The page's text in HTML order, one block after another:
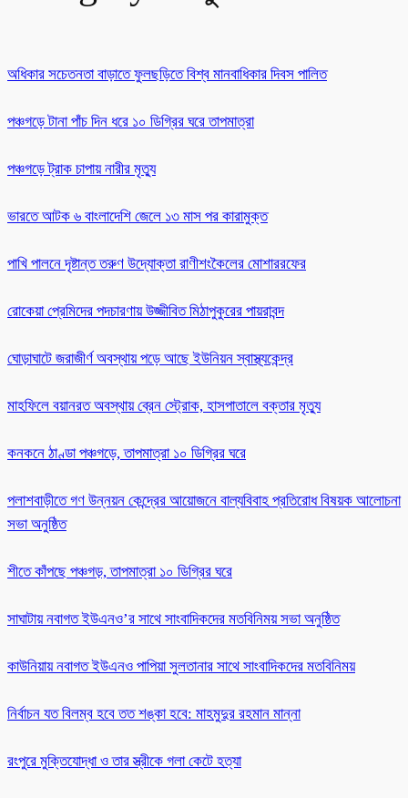
অধিকার সচেতনতা বাড়াতে ফুলছড়িতে বিশ্ব মানবাধিকার দিবস পালিত
পঞ্চগড়ে টানা পাঁচ দিন ধরে ১০ ডিগ্রির ঘরে তাপমাত্রা
পঞ্চগড়ে ট্রাক চাপায় নারীর মৃত্যু
ভারতে আটক ৬ বাংলাদেশি জেলে ১৩ মাস পর কারামুক্ত
পাখি পালনে দৃষ্টান্ত তরুণ উদ্যোক্তা রাণীশংকৈলের মোশাররফের
রোকেয়া প্রেমিদের পদচারণায় উজ্জীবিত মিঠাপুকুরের পায়রাবন্দ
ঘোড়াঘাটে জরাজীর্ণ অবস্থায় পড়ে আছে ইউনিয়ন স্বাস্থ্যকেন্দ্র
মাহফিলে বয়ানরত অবস্থায় ব্রেন স্ট্রোক, হাসপাতালে বক্তার মৃত্যু
কনকনে ঠাণ্ডা পঞ্চগড়ে, তাপমাত্রা ১০ ডিগ্রির ঘরে
পলাশবাড়ীতে গণ উন্নয়ন কেন্দ্রের আয়োজনে বাল্যবিবাহ প্রতিরোধ বিষয়ক আলোচনা
সভা অনুষ্ঠিত
শীতে কাঁপছে পঞ্চগড়, তাপমাত্রা ১০ ডিগ্রির ঘরে
সাঘাটায় নবাগত ইউএনও’র সাথে সাংবাদিকদের মতবিনিময় সভা অনুষ্ঠিত
কাউনিয়ায় নবাগত ইউএনও পাপিয়া সুলতানার সাথে সাংবাদিকদের মতবিনিময়
নির্বাচন যত বিলম্ব হবে তত শঙ্কা হবে: মাহমুদুর রহমান মান্না
রংপুরে মুক্তিযোদ্ধা ও তার স্ত্রীকে গলা কেটে হত্যা